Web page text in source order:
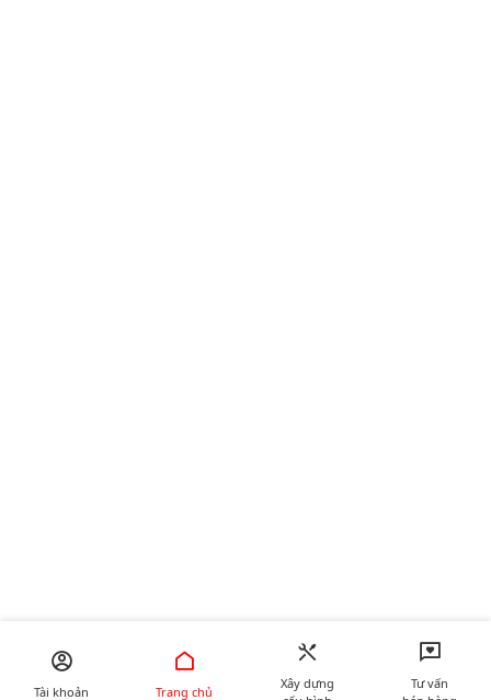
Tài khoản Trang chủ
Xây dựng
Tư vấn